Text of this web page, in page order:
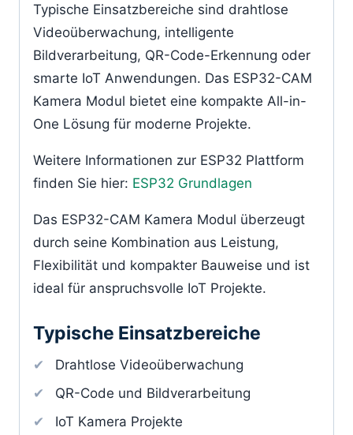
Typische Einsatzbereiche sind drahtlose
Videoüberwachung, intelligente
Bildverarbeitung, QR-Code-Erkennung oder
smarte IoT Anwendungen. Das ESP32-CAM
Kamera Modul bietet eine kompakte All-in-
One Lösung für moderne Projekte.
Weitere Informationen zur ESP32 Plattform
finden Sie hier: ESP32 Grundlagen
Das ESP32-CAM Kamera Modul überzeugt
durch seine Kombination aus Leistung,
Flexibilität und kompakter Bauweise und ist
ideal für anspruchsvolle IoT Projekte.
Typische Einsatzbereiche
Drahtlose Videoüberwachung
QR-Code und Bildverarbeitung
IoT Kamera Projekte